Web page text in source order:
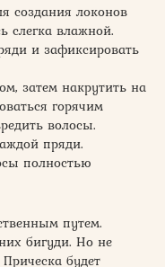
создания локонов
слегка влажной.
и зафиксировать
затем накрутить на
горячим
волосы.
пряди.
полностью
путем.
бигуди. Но не
Прическа будет